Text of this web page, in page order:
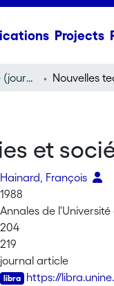
Projects
Article de recherche (journal article)
et
Hainard, François
1988
Annales de
204
219
journal article
https://